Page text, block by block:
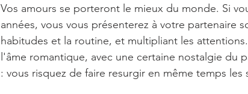
Vos amours se porteront le mieux du monde. Si
années, vous vous présenterez à votre partenaire
habitudes et la routine, et multipliant les
l'âme romantique, avec une certaine nostalgie du
: vous risquez de faire resurgir en même temps les